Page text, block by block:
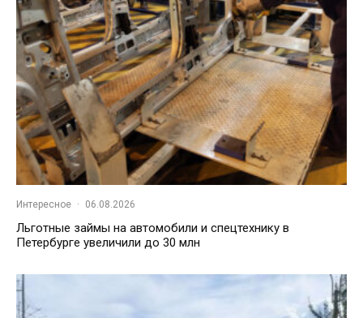
Интересное · 06.08.2026
Льготные займы на автомобили и спецтехнику в
Петербурге увеличили до 30 млн